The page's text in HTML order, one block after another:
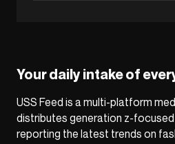
Your daily intake of
USS Feed is a multi-platform
distributes generation z-
reporting the latest trends on